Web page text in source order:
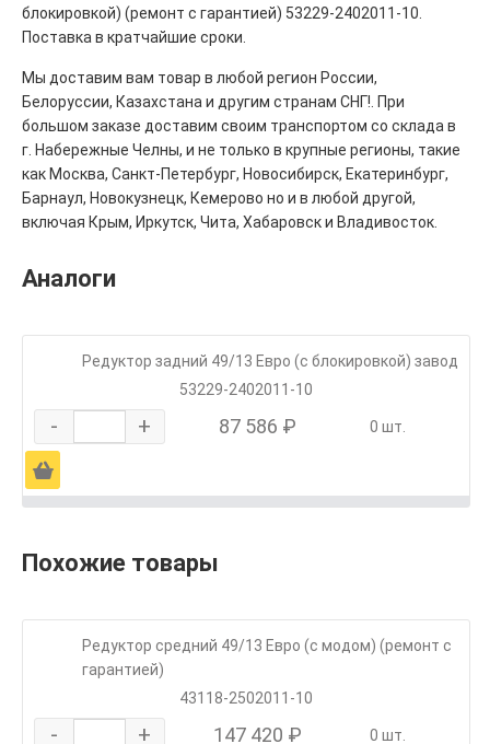
блокировкой) (ремонт с гарантией) 53229-2402011-10.
Поставка в кратчайшие сроки.
Мы доставим вам товар в любой регион России,
Белоруссии, Казахстана и другим странам СНГ!. При
большом заказе доставим своим транспортом со склада в
г. Набережные Челны, и не только в крупные регионы, такие
как Москва, Санкт-Петербург, Новосибирск, Екатеринбург,
Барнаул, Новокузнецк, Кемерово но и в любой другой,
включая Крым, Иркутск, Чита, Хабаровск и Владивосток.
Аналоги
Редуктор задний 49/13 Евро (с блокировкой) завод
53229-2402011-10
- + 87 586 ₽ 0 шт.
Ä
Похожие товары
Редуктор средний 49/13 Евро (с модом) (ремонт с
гарантией)
43118-2502011-10
- + 147 420 ₽ 0 шт.